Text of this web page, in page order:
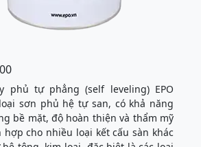
phủ tự phẳng (self leveling) EPO
sơn phủ hệ tự san, có khả năng
bề mặt, độ hoàn thiện và thẩm mỹ
hợp cho nhiều loại kết cấu sàn khác